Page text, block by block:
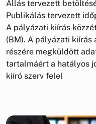
Állás tervezett
Publikálás tervezett
A pályázati kiírás
(BM). A pályázati kiírás
részére megküldött
tartalmáért a hatályos
kiíró szerv felel